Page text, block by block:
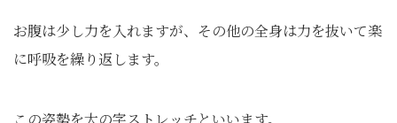
お腹は少し力を入れますが、その他の全身は力を抜いて楽
に呼吸を繰り返します。